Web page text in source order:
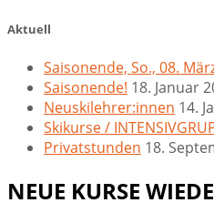
Aktuell
Saisonende, So., 08.
Saisonende! 18. Januar
Neuskilehrer:innen 14.
Skikurse /
Privatstunden 18.
NEUE KURSE